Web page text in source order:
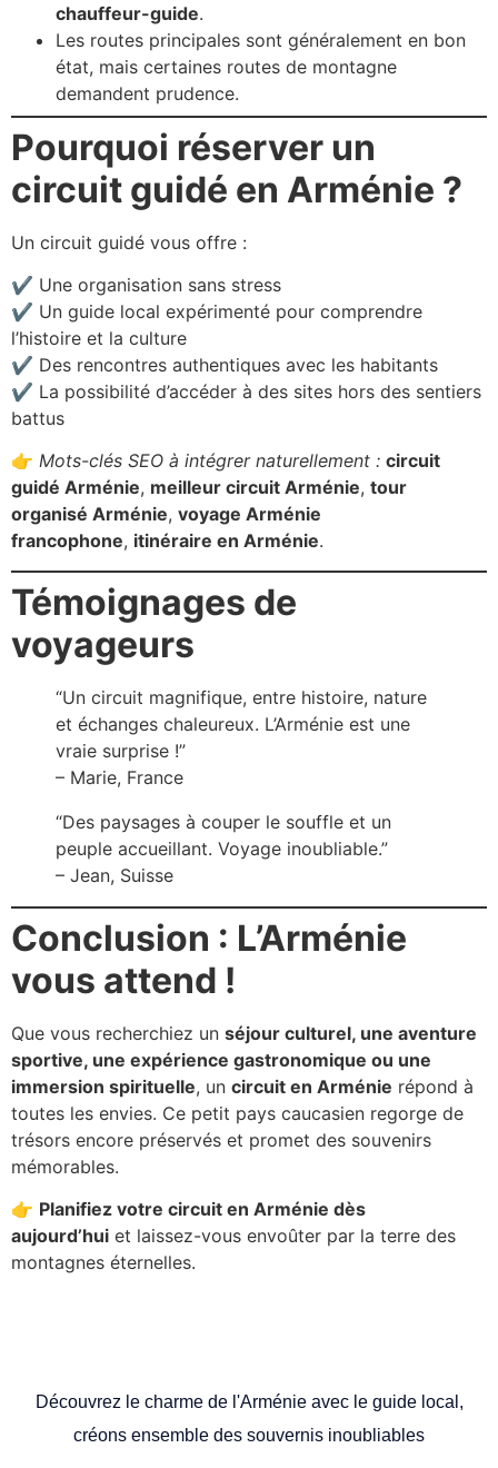
chauffeur-guide.
Les routes principales sont généralement en bon
état, mais certaines routes de montagne
demandent prudence.
Pourquoi réserver un
circuit guidé en Arménie ?
Un circuit guidé vous offre :
✔️ Une organisation sans stress
✔️ Un guide local expérimenté pour comprendre
l’histoire et la culture
✔️ Des rencontres authentiques avec les habitants
✔️ La possibilité d’accéder à des sites hors des sentiers
battus
👉 Mots-clés SEO à intégrer naturellement : circuit
guidé Arménie, meilleur circuit Arménie, tour
organisé Arménie, voyage Arménie
francophone, itinéraire en Arménie.
Témoignages de
voyageurs
“Un circuit magnifique, entre histoire, nature
et échanges chaleureux. L’Arménie est une
vraie surprise !”
– Marie, France
“Des paysages à couper le souffle et un
peuple accueillant. Voyage inoubliable.”
– Jean, Suisse
Conclusion : L’Arménie
vous attend !
Que vous recherchiez un séjour culturel, une aventure
sportive, une expérience gastronomique ou une
immersion spirituelle, un circuit en Arménie répond à
toutes les envies. Ce petit pays caucasien regorge de
trésors encore préservés et promet des souvenirs
mémorables.
👉 Planifiez votre circuit en Arménie dès
aujourd’hui et laissez-vous envoûter par la terre des
montagnes éternelles.
Découvrez le charme de l'Arménie avec le guide local,
créons ensemble des souvernis inoubliables